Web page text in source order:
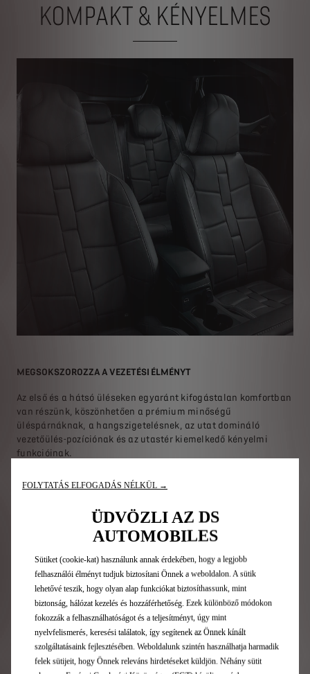
KOMPAKT & KÉNYELMES
MEGSOKSZOROZZA A VEZETÉSI ÉLMÉNYT
Az első és a hátsó üléseken egyaránt kifogástalan komfortban
van részünk, köszönhetően a prémium minőségű
üléspárnáknak, a hangszigetelésnek, az utat domináló
vezetőülés-pozíciónak és az utastér kiemelkedő kényelmi
funkcióinak.
FOLYTATÁS ELFOGADÁS NÉLKÜL →
ÜDVÖZLI AZ DS
AUTOMOBILES
Sütiket (cookie-kat) használunk annak érdekében, hogy a legjobb
felhasználói élményt tudjuk biztosítani Önnek a weboldalon. A sütik
lehetővé teszik, hogy olyan alap funkciókat biztosíthassunk, mint
biztonság, hálózat kezelés és hozzáférhetőség. Ezek különböző módokon
fokozzák a felhasználhatóságot és a teljesítményt, úgy mint
nyelvfelismerés, keresési találatok, így segítenek az Önnek kínált
szolgáltatásaink fejlesztésében. Weboldalunk szintén használhatja harmadik
felek sütijeit, hogy Önnek releváns hirdetéseket küldjön. Néhány sütit